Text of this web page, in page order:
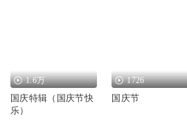
1.6万
国庆特辑（国庆节快
乐）
1726
国庆节